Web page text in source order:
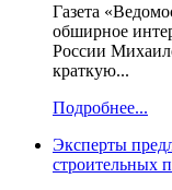
Газета
обширное
России
краткую...
Подробнее...
Эксперты
строительных